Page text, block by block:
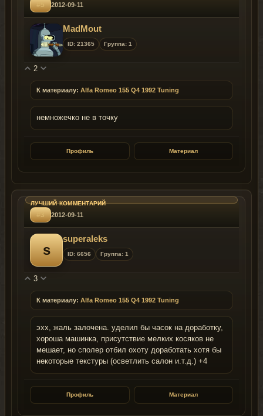
#5 2012-09-11
MadMout
ID: 21365 Группа: 1
2
К материалу: Alfa Romeo 155 Q4 1992 Tuning
немножечко не в точку
Профиль Материал
#3 2012-09-11
s
superaleks
ID: 6656 Группа: 1
3
К материалу: Alfa Romeo 155 Q4 1992 Tuning
эхх, жаль залочена. уделил бы часок на доработку,
хороша машинка, присутствие мелких косяков не
мешает, но сполер отбил охоту доработать хотя бы
некоторые текстуры (осветлить салон и.т.д.) +4
Профиль Материал